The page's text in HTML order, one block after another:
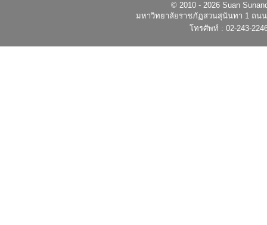
© 2010 - 2026 Suan
มหาวิทยาลัยราชภัฏสวนสุนันทา 1 ถนน
โทรศัพท์ : 02-243-